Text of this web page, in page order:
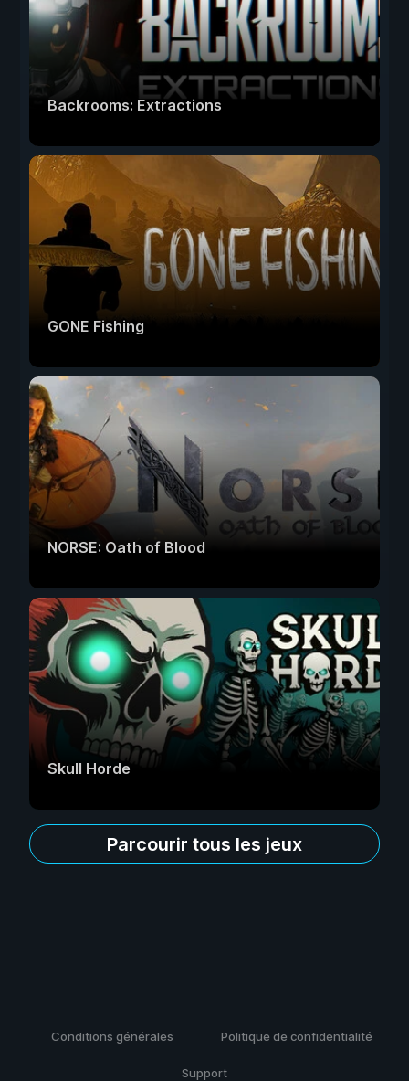
Backrooms: Extractions
GONE Fishing
NORSE: Oath of Blood
Skull Horde
Parcourir tous les jeux
Conditions générales Politique de confidentialité
Support